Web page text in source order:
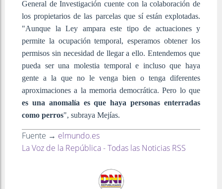
General de Investigación cuente con la colaboración de
los propietarios de las parcelas que sí están explotadas.
"Aunque la Ley ampara este tipo de actuaciones y
permite la ocupación temporal, esperamos obtener los
permisos sin necesidad de llegar a ello. Entendemos que
pueda ser una molestia temporal e incluso que haya
gente a la que no le venga bien o tenga diferentes
aproximaciones a la memoria democrática. Pero lo que
es una anomalía es que haya personas enterradas
como perros", subraya Mejías.
Fuente → elmundo.es
La Voz de la República - Todas las Noticias RSS